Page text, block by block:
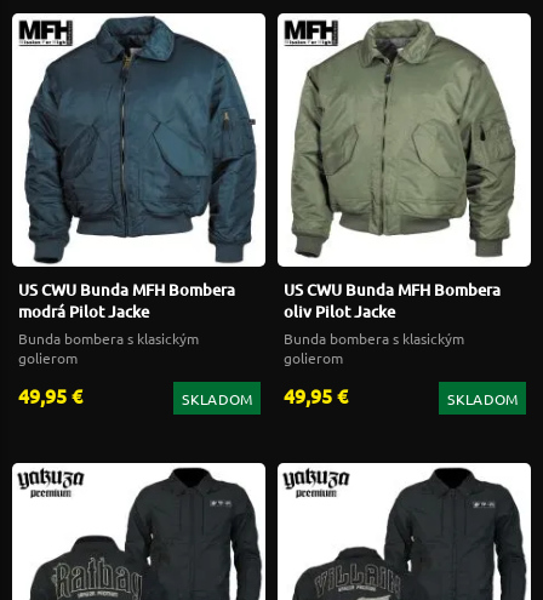
US CWU Bunda MFH Bombera
modrá Pilot Jacke
Bunda bombera s klasickým
golierom
49,95 € SKLADOM
US CWU Bunda MFH Bombera
oliv Pilot Jacke
Bunda bombera s klasickým
golierom
49,95 € SKLADOM